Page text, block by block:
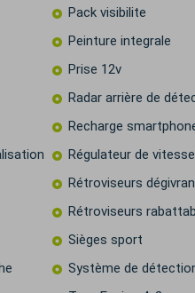
Pack visibilite
Peinture integrale
Prise 12v
Radar arrière de
Recharge
Régulateur de
Rétroviseurs
Rétroviseurs
Sièges sport
Système de